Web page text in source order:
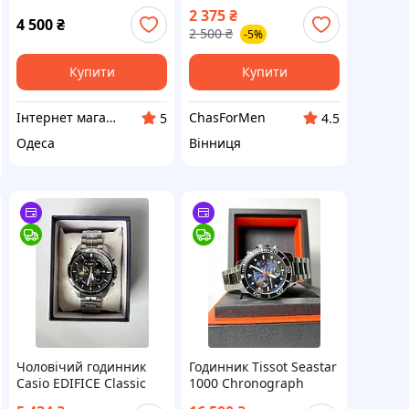
автоматичний
годинник чорний
циферблат сталь
4 500₴
Купити
Інтернет магазин "Тік-Турбо"
5
Одеса
2 375₴
2 500 ₴ -5%
Купити
ChasForMen
4.5
Вінниця
Чоловічий годинник
Casio EDIFICE Classic
Годинник Tissot Seastar
1000 Chronograph